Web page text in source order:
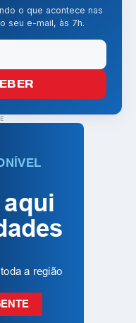
o que acontece nas
seu e-mail, às 7h.